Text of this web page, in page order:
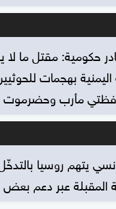
اليمنية بهجمات
مأرب وحضرموت
يتهم روسيا
المقبلة عبر دعم